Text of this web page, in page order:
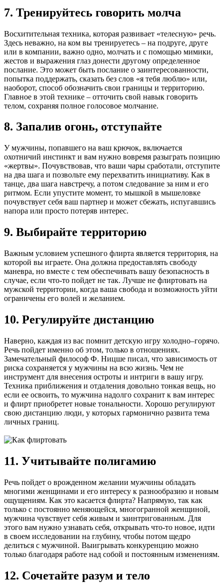
7. Тренируйтесь говорить молча
Восхитительная техника, которая развивает «телесную» речь.
Здесь неважно, на ком вы тренируетесь – на подруге, друге
или в компании, важно одно, молчать и с помощью мимики,
жестов и выражения глаз донести другому определенное
послание. Это может быть послание о заинтересованности,
попытка поддержать, сказать без слов «я тебя люблю» или,
наоборот, способ обозначить свои границы и территорию.
Главное в этой технике – отточить свой навык говорить
телом, сохраняя полное голосовое молчание.
8. Запалив огонь, отступайте
У мужчины, попавшего на ваш крючок, включается
охотничий инстинкт и вам нужно вовремя разыграть позицию
«жертвы». Почувствовав, что ваши чары сработали, отступите
на два шага и позвольте ему перехватить инициативу. Как в
танце, два шага навстречу, а потом следование за ним и его
ритмом. Если упустите момент, то мышкой в мышеловке
почувствует себя ваш партнер и может сбежать, испугавшись
напора или просто потеряв интерес.
9. Выбирайте территорию
Важным условием успешного флирта является территория, на
которой вы играете. Она должна предоставлять свободу
маневра, но вместе с тем обеспечивать вашу безопасность в
случае, если что-то пойдет не так. Лучше не флиртовать на
мужской территории, когда ваша свобода и возможность уйти
ограничены его волей и желанием.
10. Регулируйте дистанцию
Наверно, каждая из вас помнит детскую игру холодно–горячо.
Речь пойдет именно об этом, только в отношениях.
Замечательный философ Ф. Ницше писал, что зависимость от
риска сохраняется у мужчины на всю жизнь. Чем не
инструмент для внесения остроты и интриги в вашу игру.
Техника приближения и отдаления довольно тонкая вещь, но
если ее освоить, то мужчина надолго сохранит к вам интерес
и флирт приобретет новые тональности. Хорошо регулируют
свою дистанцию люди, у которых гармонично развита тема
личных границ.
11. Учитывайте полигамию
Речь пойдет о врожденном желании мужчины обладать
многими женщинами и его интересу к разнообразию и новым
ощущениям. Как это касается флирта? Напрямую, так как
только с постоянно меняющейся, многогранной женщиной,
мужчина чувствует себя живым и заинтригованным. Для
этого вам нужно узнавать себя, открывать что-то новое, идти
в своем исследовании на глубину, чтобы потом щедро
делиться с мужчиной. Выигрывать конкуренцию можно
только благодаря работе над собой и постоянным изменениям.
12. Сочетайте разум и тело